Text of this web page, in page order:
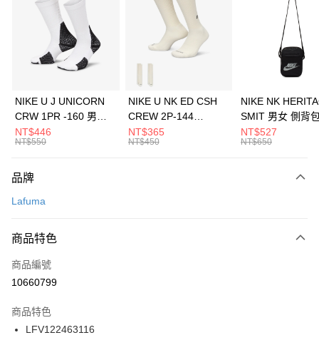
3 期 0 利率 每期 21家銀行
合作金庫商業銀行
第一商業銀行
華南商業銀行
彰化商業銀行
上海商業儲蓄銀行
元大商業銀行
台灣樂天信用卡公司
Apple Pay
全盈+PAY
AFTEE先享後付
【關於「AFTEE先享後付」】
便利好安心！
３．安心：先確認商品／服務後，再付款。
【「AFTEE先享後付」結帳流程】
１．於結帳方式選擇「AFTEE先享後付」後，將跳轉至「AFTEE先享後付」
２．訂單成立數日內，您將收到繳費通知簡訊。
３．收到繳費通知簡訊後14天內，點擊此簡訊中的連結，可透過四大超商／
ATM／網路銀行／等多元方式進行付款，方視為交易完成。
運送方式
每筆NT$100，滿NT$1,500(含以上)免運費
宅配
每筆NT$100，滿NT$1,500(含以上)免運費
付款後門市自取
每筆NT$100，滿NT$1,500(含以上)免運費
NIKE U J UNICORN
CRW 1PR -160 男女
中統襪 FZ3393100
NT$446
NT$550
NIKE U NK ED CSH
CREW 2P-144
EMBRDY 男女 短統襪
FZ3073133
NT$365
NT$450
NIKE NK
SMIT 男女 側背
BA5871010
NT$527
NT$650
品牌
Lafuma
商品特色
商品編號
10660799
商品特色
LFV122463116